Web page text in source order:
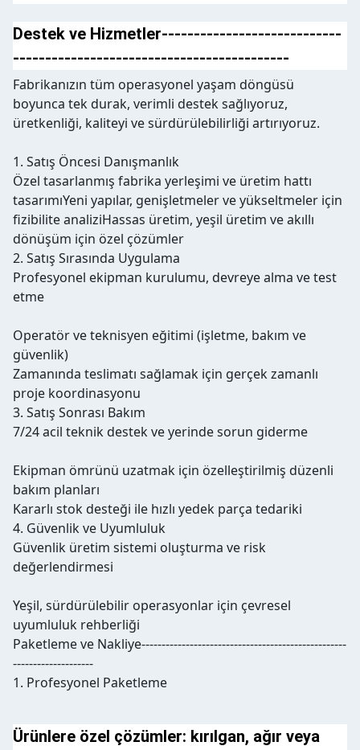
Destek ve Hizmetler----------------------------
-------------------------------------------
Fabrikanızın tüm operasyonel yaşam döngüsü
boyunca tek durak, verimli destek sağlıyoruz,
üretkenliği, kaliteyi ve sürdürülebilirliği artırıyoruz.
1. Satış Öncesi Danışmanlık
Özel tasarlanmış fabrika yerleşimi ve üretim hattı
tasarımıYeni yapılar, genişletmeler ve yükseltmeler için
fizibilite analiziHassas üretim, yeşil üretim ve akıllı
dönüşüm için özel çözümler
2. Satış Sırasında Uygulama
Profesyonel ekipman kurulumu, devreye alma ve test
etme
Operatör ve teknisyen eğitimi (işletme, bakım ve
güvenlik)
Zamanında teslimatı sağlamak için gerçek zamanlı
proje koordinasyonu
3. Satış Sonrası Bakım
7/24 acil teknik destek ve yerinde sorun giderme
Ekipman ömrünü uzatmak için özelleştirilmiş düzenli
bakım planları
Kararlı stok desteği ile hızlı yedek parça tedariki
4. Güvenlik ve Uyumluluk
Güvenlik üretim sistemi oluşturma ve risk
değerlendirmesi
Yeşil, sürdürülebilir operasyonlar için çevresel
uyumluluk rehberliği
Paketleme ve Nakliye---------------------------------------------------
--------------------
1. Profesyonel Paketleme
Ürünlere özel çözümler: kırılgan, ağır veya